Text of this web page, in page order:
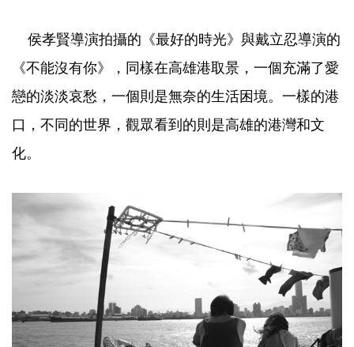
侯孝賢導演拍攝的《最好的時光》與戴立忍導演的
《不能沒有你》，同樣在高雄港取景，一個充滿了愛
戀的淡淡哀愁，一個則是無奈的生活困境。一樣的港
口，不同的世界，觀眾看到的則是高雄的港灣和文
化。